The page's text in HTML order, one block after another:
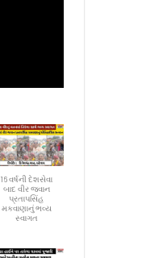
16 વર્ષની દેશસેવા
બાદ વીર જવાન
પ્રતાપસિંહ
મકવાણાનું ભવ્ય
સ્વાગત